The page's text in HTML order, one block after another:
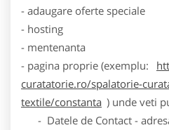
- adaugare oferte speciale
- hosting
- mentenanta
- pagina proprie (exemplu:
curatatorie.ro/spalatorie-
textile/constanta ) unde veti
- Datele de Contact -